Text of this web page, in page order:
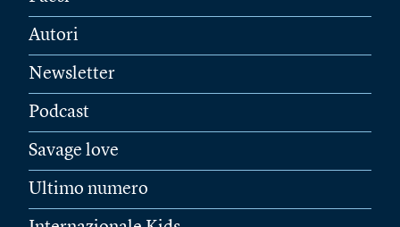
Autori
Newsletter
Podcast
Savage love
Ultimo numero